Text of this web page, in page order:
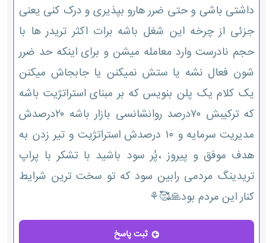
داشتی باشی و حتی ضرر هارو بپذیری و درک کنی یعنی
جزئی از چرخه این شغل باشه برات اکثر تریدر ها با
حجم نادرست وارد معامله میشن و برای اینکه حد ضرر
شون فعال نشه یا ستش نمیکنن یا جابجاش میکنن
یک کلام یک پلن بنویس که بر مبنای استراتژیت باشه
که ترکیبش ۷۰درصد روانشانسی بازار باشه ۲۰درصدش
مدیریت سرمایه و ۱۰ درصدش استراتژیت و تیر زدن به
هدف موفق و پیروز ،پُر سود باشید با تشکر با پراپ
تریدینگ مردمی رابین سود که تو سخت ترین شرایط
کنار این مردم بود🙏🥰⚘️
ثبت پاسخ